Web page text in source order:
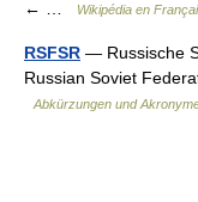
← …
Wikipédia en
RSFSR — Russische
Russian Soviet
Abkürzungen und